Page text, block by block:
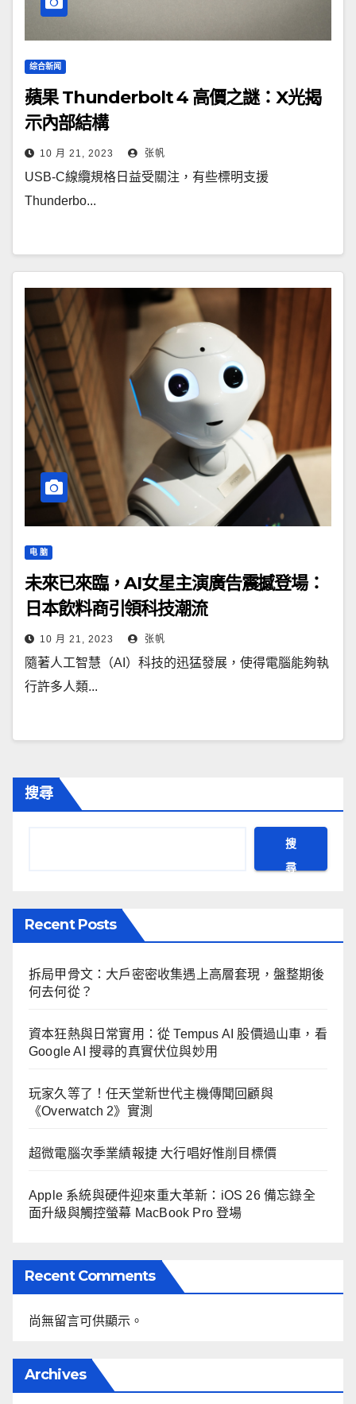
综合新闻
蘋果 Thunderbolt 4 高價之謎：X光揭
示內部結構
10 月 21, 2023 张帆
USB-C線纜規格日益受關注，有些標明支援
Thunderbo...
电 脑
未來已來臨，AI女星主演廣告震撼登場：
日本飲料商引領科技潮流
10 月 21, 2023 张帆
隨著人工智慧（AI）科技的迅猛發展，使得電腦能夠執
行許多人類...
搜尋
搜
尋
Recent Posts
拆局甲骨文：大戶密密收集遇上高層套現，盤整期後
何去何從？
資本狂熱與日常實用：從 Tempus AI 股價過山車，看
Google AI 搜尋的真實伏位與妙用
玩家久等了！任天堂新世代主機傳聞回顧與
《Overwatch 2》實測
超微電腦次季業績報捷 大行唱好惟削目標價
Apple 系統與硬件迎來重大革新：iOS 26 備忘錄全
面升級與觸控螢幕 MacBook Pro 登場
Recent Comments
尚無留言可供顯示。
Archives